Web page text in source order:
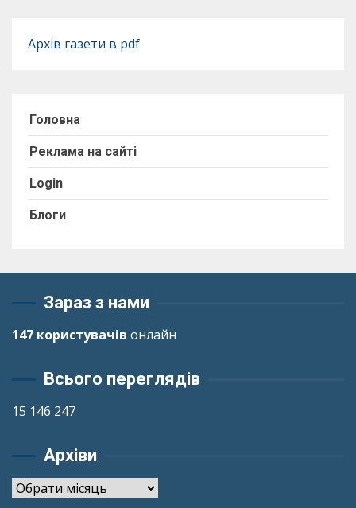
Архів газети в pdf
Головна
Реклама на сайті
Login
Блоги
Зараз з нами
147 користувачів онлайн
Всього переглядів
15 146 247
Архіви
Архіви